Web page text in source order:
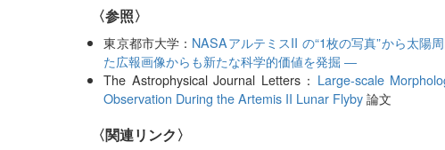
〈参照〉
東京都市大学： NASAアルテミスII の“1枚の写真”から太
た広報画像からも新たな科学的価値を発掘 ―
The Astrophysical Journal Letters： Large-scale
Observation During the Artemis II Lunar Flyby論文
〈関連リンク〉